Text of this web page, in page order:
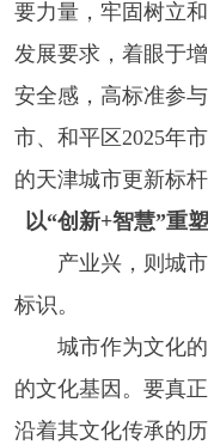
要力量，牢固树立
发展要求，着眼于
安全感，高标准参
市、和平区2025年
的天津城市更新标
以“创新+智慧”重
产业兴，则城市
标识。
城市作为文化的
的文化基因。要真
沿着其文化传承的